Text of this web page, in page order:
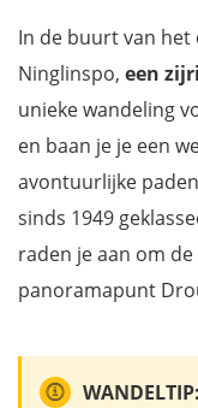
In de buurt van
Ninglinspo, een
unieke wandeling
en baan je je een
avontuurlijke
sinds 1949
raden je aan om
panoramapunt
WANDELTIP: